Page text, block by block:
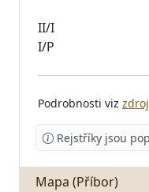
II/I
Podrobnosti viz zdroj
Rejstříky jsou
Mapa (Příbor)